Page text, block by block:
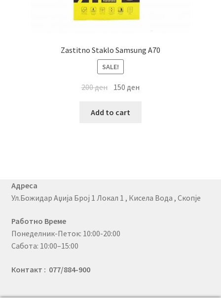
Zastitno Staklo Samsung A70
SALE!
200ден 150 ден
Add to cart
Адреса
Ул.Божидар Аџија Број 1 Локал 1 , Кисела Вода , Скопје
Работно Време
Понеделник-Петок: 10:00-20:00
Сабота: 10:00–15:00
Контакт : 077/884-900